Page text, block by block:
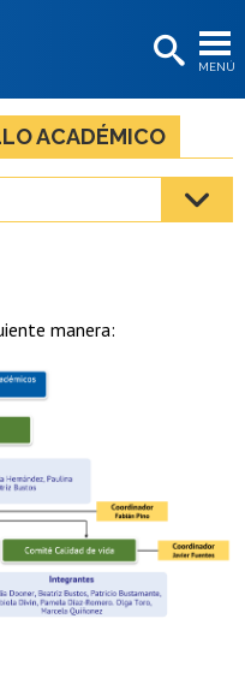
MENÚ
os
os
os
ACADÉMICO
manera: